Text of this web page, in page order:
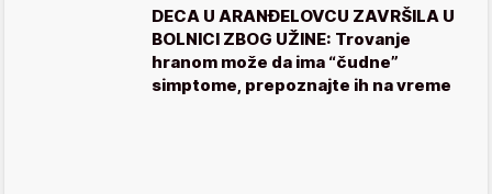
DECA U ARANĐELOVCU ZAVRŠILA U
BOLNICI ZBOG UŽINE: Trovanje
hranom može da ima “čudne”
simptome, prepoznajte ih na vreme